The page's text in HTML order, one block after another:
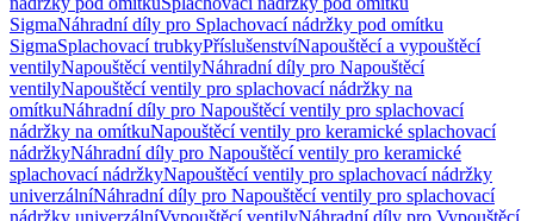
SigmaNáhradní díly pro Splachovací nádržky pod omítku
SigmaSplachovací trubkyPříslušenstvíNapouštěcí a vypouštěcí
ventilyNapouštěcí ventilyNáhradní díly pro Napouštěcí
ventilyNapouštěcí ventily pro splachovací nádržky na
omítkuNáhradní díly pro Napouštěcí ventily pro splachovací
nádržky na omítkuNapouštěcí ventily pro keramické splachovací
nádržkyNáhradní díly pro Napouštěcí ventily pro keramické
splachovací nádržkyNapouštěcí ventily pro splachovací nádržky
univerzálníNáhradní díly pro Napouštěcí ventily pro splachovací
nádržky univerzálníVypouštěcí ventilyNáhradní díly pro Vypouštěcí